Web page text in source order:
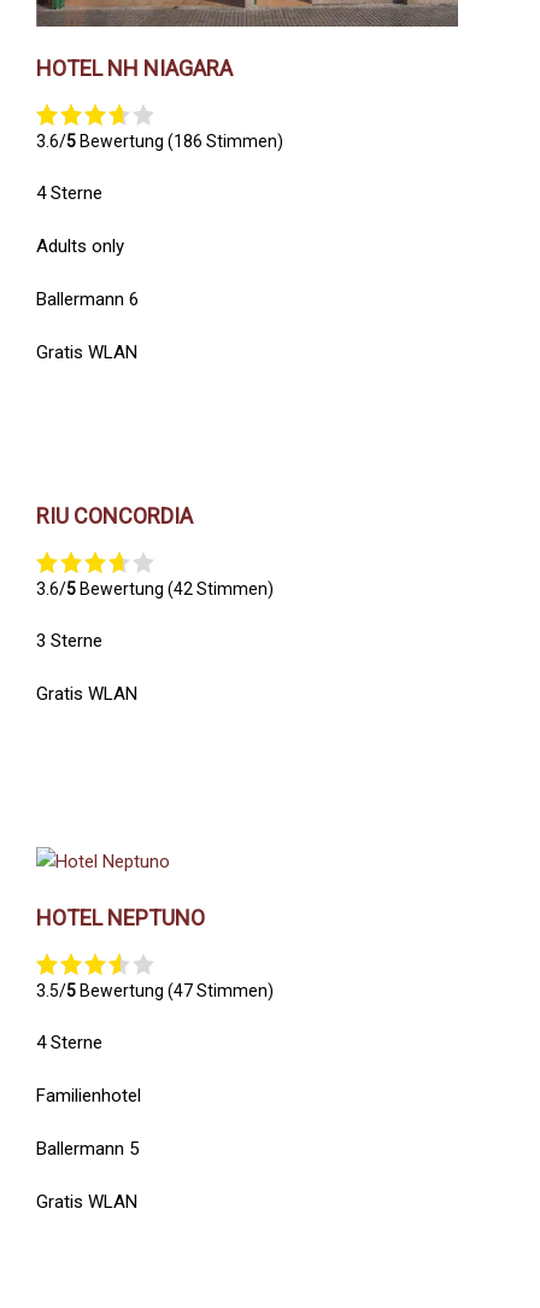
HOTEL NH NIAGARA
3.6/5 Bewertung (186 Stimmen)
4 Sterne
Adults only
Ballermann 6
Gratis WLAN
RIU CONCORDIA
3.6/5 Bewertung (42 Stimmen)
3 Sterne
Gratis WLAN
HOTEL NEPTUNO
3.5/5 Bewertung (47 Stimmen)
4 Sterne
Familienhotel
Ballermann 5
Gratis WLAN